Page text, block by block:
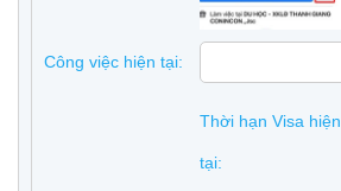
Công việc hiện tại:
Thời hạn Visa hiện
tại: